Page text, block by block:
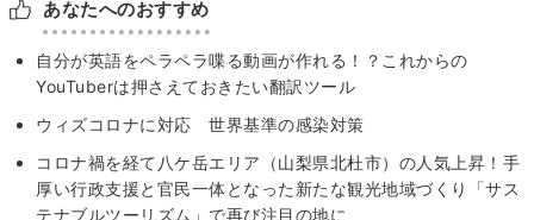
あなたへのおすすめ
自分が英語をペラペラ喋る動画が作れる！？これからの
YouTuberは押さえておきたい翻訳ツール
ウィズコロナに対応 世界基準の感染対策
コロナ禍を経て⼋ケ岳エリア（⼭梨県北杜市）の人気上昇！手
厚い行政支援と官民一体となった新たな観光地域づくり「サス
テナブルツーリズム」で再び注目の地に